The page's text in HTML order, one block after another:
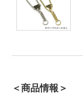
＜商品情報＞